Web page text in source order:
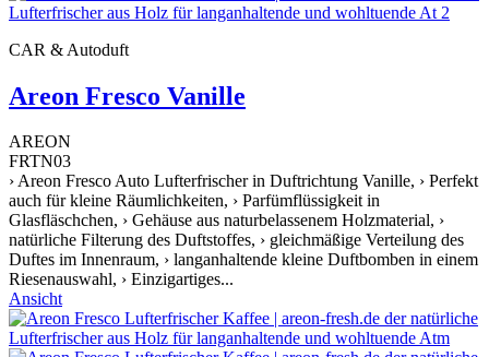
CAR & Autoduft
Areon Fresco Vanille
AREON
FRTN03
› Areon Fresco Auto Lufterfrischer in Duftrichtung Vanille, › Perfekt
auch für kleine Räumlichkeiten, › Parfümflüssigkeit in
Glasfläschchen, › Gehäuse aus naturbelassenem Holzmaterial, ›
natürliche Filterung des Duftstoffes, › gleichmäßige Verteilung des
Duftes im Innenraum, › langanhaltende kleine Duftbomben in einem
Riesenauswahl, › Einzigartiges...
Ansicht